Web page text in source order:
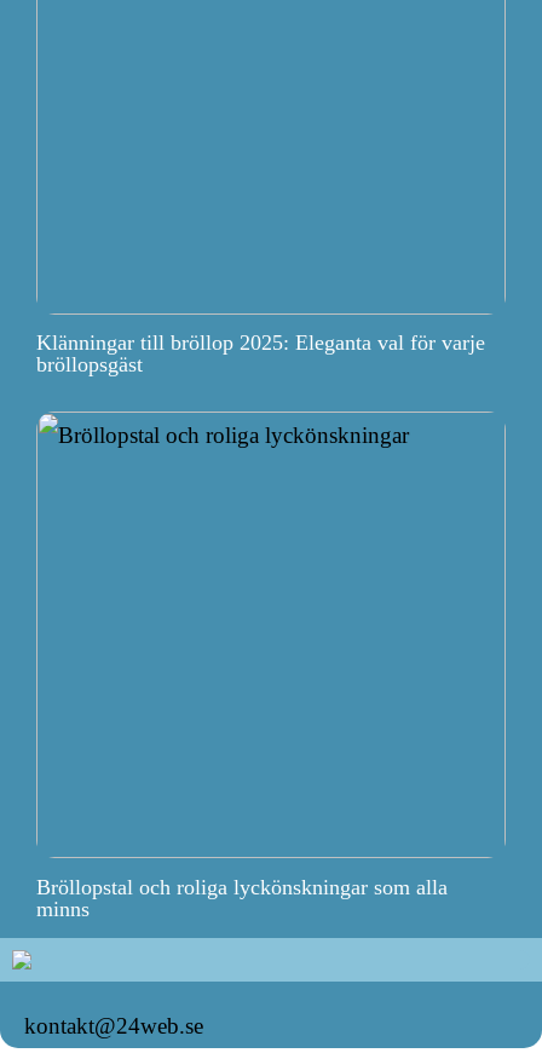
Klänningar till bröllop 2025: Eleganta val för varje
bröllopsgäst
Bröllopstal och roliga lyckönskningar som alla
minns
kontakt@24web.se